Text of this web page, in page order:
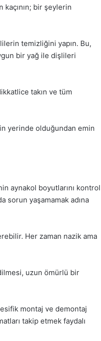
bir şeylerin
temizliğini yapın. Bu,
bir yağ ile dişlileri
takın ve tüm
yerinde olduğundan emin
aynakol boyutlarını kontrol
sorun yaşamamak adına
Her zaman nazik ama
uzun ömürlü bir
montaj ve demontaj
takip etmek faydalı